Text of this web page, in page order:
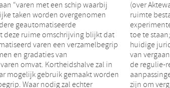
“varen met een schip waarbij
taken worden overgenomen
geautomatiseerde
varen een verzamelbegrip
en gradaties van
omvat. Kortheidshalve zal in
mogelijk gebruik gemaakt worden
Waar nodig zal echter
en niet-Aktewateren): -1. welke
de huidige juridische kaders om
geautomatiseerd varen
voor structurele toepassing
varen toe te staan in
vaart. -3. welke
huidige juridische kaders nodig
varen mogelijk te